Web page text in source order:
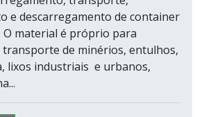
e descarregamento de container
O material é próprio para
transporte de minérios, entulhos,
lixos industriais e urbanos,